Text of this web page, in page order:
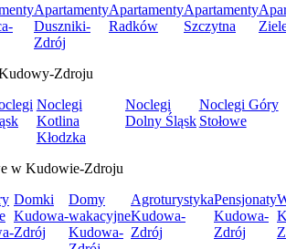
Apartamenty
Duszniki-
Zdrój
Apartamenty
Radków
Apartamenty
Szczytna
Zdroju
Noclegi
Kotlina
Kłodzka
Noclegi
Dolny Śląsk
Noclegi Góry
Stołowe
w Kudowie-Zdroju
Domki
Kudowa-
Zdrój
Domy
wakacyjne
Kudowa-
Agroturystyka
Kudowa-
Zdrój
Pensjonaty
Kudowa-
Zdrój